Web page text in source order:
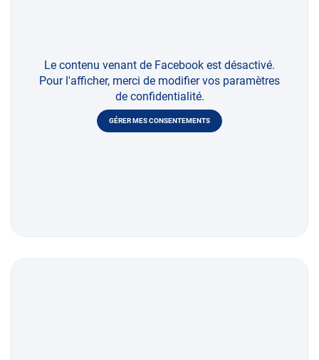
Le contenu venant de Facebook est désactivé.
Pour l'afficher, merci de modifier vos paramètres
de confidentialité.
GÉRER MES CONSENTEMENTS